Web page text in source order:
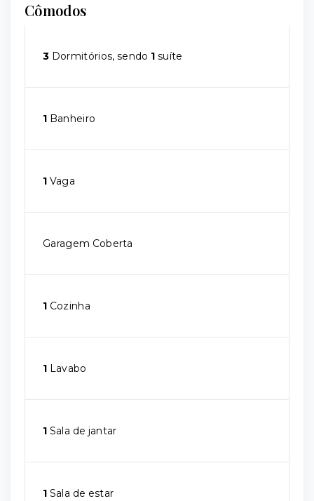
Cômodos
3 Dormitórios, sendo 1 suíte
1 Banheiro
1 Vaga
Garagem Coberta
1 Cozinha
1 Lavabo
1 Sala de jantar
1 Sala de estar